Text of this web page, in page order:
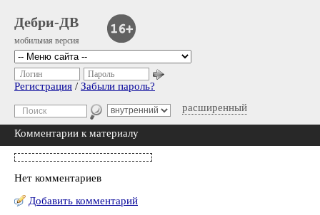
Дебри-ДВ
мобильная версия
расширенный
Логин Пароль
Регистрация / Забыли пароль?
Комментарии к материалу
Нет комментариев
Добавить комментарий